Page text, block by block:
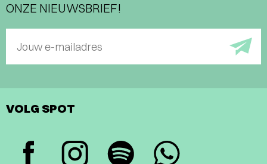
ONZE NIEUWSBRIEF!
Jouw e-mailadres
VOLG SPOT